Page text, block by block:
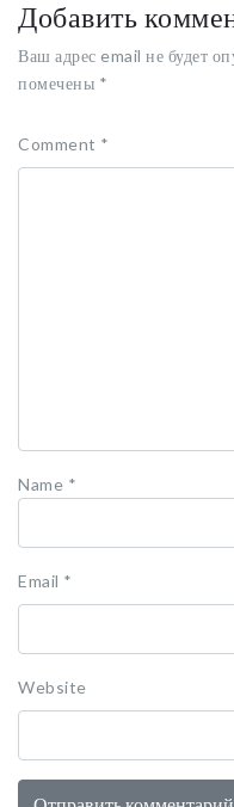
Добавить
Ваш адрес email не будет
помечены *
Comment *
Name *
Email *
Website